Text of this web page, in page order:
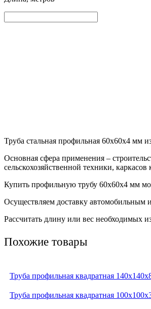
Труба стальная профильная 60х60х4 мм
Основная сфера применения –
сельскохозяйственной техники,
Купить профильную трубу 60х60х4 мм
Осуществляем доставку
Рассчитать длину или вес необходимых
Похожие товары
Труба профильная квадратная
Труба профильная квадратная